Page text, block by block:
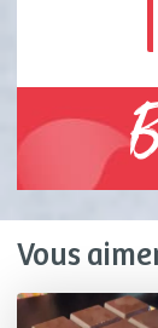
Vous